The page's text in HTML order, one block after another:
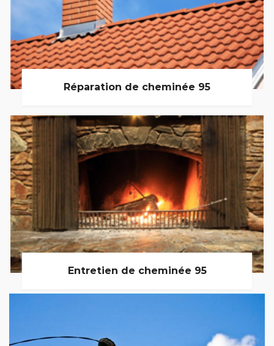
Réparation de cheminée 95
Entretien de cheminée 95